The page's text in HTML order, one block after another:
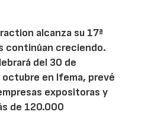
alcanza su 17ª
continúan creciendo.
del 30 de
en Ifema, prevé
expositoras y
de 120.000